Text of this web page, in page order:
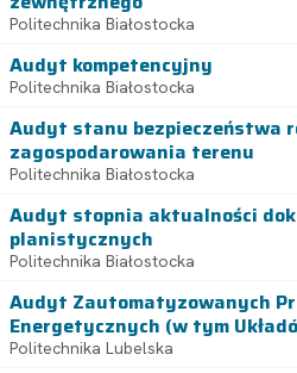
Politechnika Białostocka
Audyt kompetencyjny
Politechnika Białostocka
Audyt stanu bezpieczeństwa
zagospodarowania terenu
Politechnika Białostocka
Audyt stopnia aktualności
planistycznych
Politechnika Białostocka
Audyt Zautomatyzowanych
Energetycznych (w tym
Politechnika Lubelska